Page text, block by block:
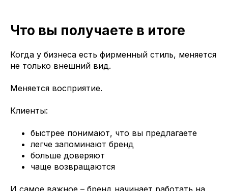
Что вы получаете в итоге
Когда у бизнеса есть фирменный стиль, меняется
не только внешний вид.
Меняется восприятие.
Клиенты:
быстрее понимают, что вы предлагаете
легче запоминают бренд
больше доверяют
чаще возвращаются